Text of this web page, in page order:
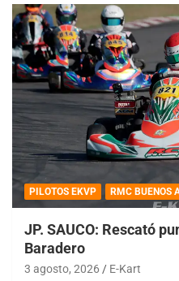
PILOTOS EKVP RMC BUENOS
JP. SAUCO: Rescató
Baradero
3 agosto, 2026 E-Kart